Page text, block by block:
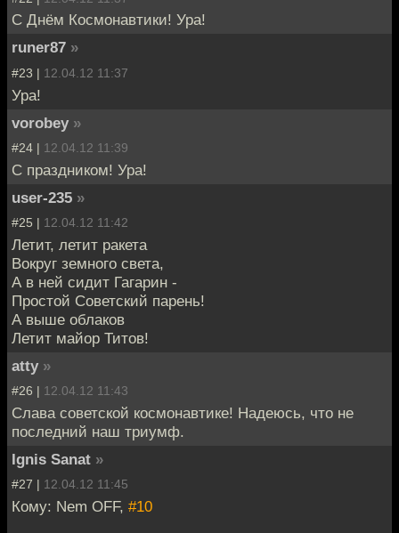
С Днём Космонавтики! Ура!
runer87 »
#23 | 12.04.12 11:37
Ура!
vorobey »
#24 | 12.04.12 11:39
С праздником! Ура!
user-235 »
#25 | 12.04.12 11:42
Летит, летит ракета
Вокруг земного света,
А в ней сидит Гагарин -
Простой Советский парень!
А выше облаков
Летит майор Титов!
atty »
#26 | 12.04.12 11:43
Слава советской космонавтике! Надеюсь, что не
последний наш триумф.
Ignis Sanat »
#27 | 12.04.12 11:45
Кому: Nem OFF, #10